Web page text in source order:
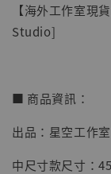
【店內
明紀念
【海外工作室現
Studio]
■ 商品資訊：
出品：星空工作室
中尺寸款尺寸：